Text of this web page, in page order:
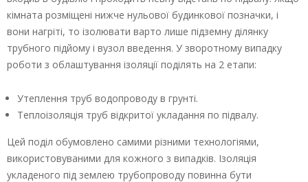
кімната розміщені нижче нульової будинкової позначки, і
вони нагріті, то ізолювати варто лише підземну ділянку
трубного підйому і вузол введення. У зворотному випадку
роботи з облаштування ізоляції поділять на 2 етапи:
Утеплення труб водопроводу в грунті.
Теплоізоляція труб відкритої укладання по підвалу.
Цей поділ обумовлено самими різними технологіями,
використовуваними для кожного з випадків. Ізоляція
укладеного під землею трубопроводу повинна бути